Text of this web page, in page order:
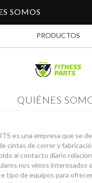
SOMOS
PRODUCTOS
QUIÉNES
es una empresa que se
cintas de correr y
al contacto diario
nos vimos interesados
tipo de equipos para